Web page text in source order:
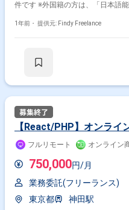
件です ※外国籍の方は、「日本語
連絡いただいた方がスムーズです
1年前・ 提供元: Findy Freelance
【React/PHP】オンライ
フルリモート オンライン
750,000円/月
業務委託(フリーランス)
東京都
神田駅